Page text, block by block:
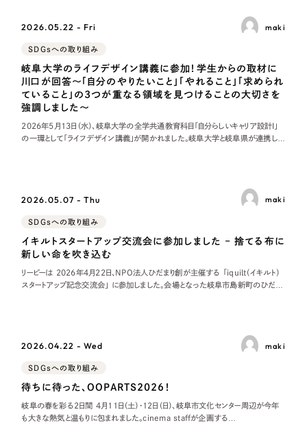
2026.05.22 - Fri maki
SDGsへの取り組み
岐阜大学のライフデザイン講義に参加！学生からの取材に
川口が回答〜「自分のやりたいこと」「やれること」「求められ
ていること」の3つが重なる領域を見つけることの大切さを
強調しました〜
2026年5月13日（水）、岐阜大学の全学共通教育科目「自分らしいキャリア設計Ⅰ」
の一環として「ライフデザイン講義」が開かれました。岐阜大学と岐阜県が連携し、
2026.05.07 - Thu maki
SDGsへの取り組み
イキルトスタートアップ交流会に参加しました – 捨てる布に
新しい命を吹き込む
リーピーは 2026年4月22日、NPO法人ひだまり創が主催する 「iquilt（イキルト）
スタートアップ記念交流会」 に参加しました。会場となった岐阜市島新町のひだま
2026.04.22 - Wed maki
SDGsへの取り組み
待ちに待った、OOPARTS2026！
岐阜の春を彩る2日間 4月11日（土）・12日（日）、岐阜市文化センター周辺が今年
も大きな熱気と温もりに包まれました。cinema staffが企画する